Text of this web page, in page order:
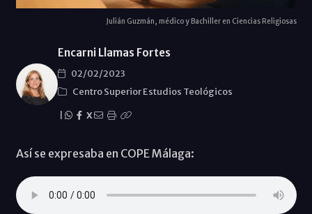
Julián Guzmán, médico y Bachiller en Ciencias Religiosas
Encarni Llamas Fortes
02/02/2023
Centro Superior Estudios Teológicos
X
Así se expresaba en COPE Málaga: